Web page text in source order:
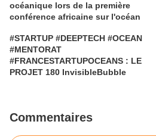
océanique lors de la première
conférence africaine sur l'océan
#STARTUP #DEEPTECH #OCEAN
#MENTORAT
#FRANCESTARTUPOCEANS : LE
PROJET 180 InvisibleBubble
Commentaires